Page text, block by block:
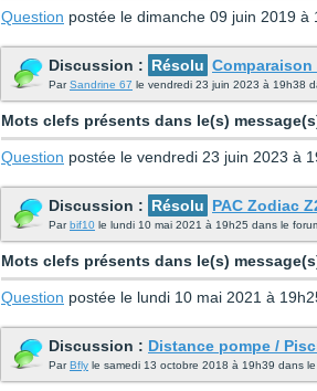
Question postée le dimanche 09 juin 2019 à
Discussion : Résolu Comparaison
ParSandrine 67 le vendredi 23 juin 2023 à 19h38
Mots clefs présents dans le(s)
Question postée le vendredi 23 juin 2023 à
Discussion : Résolu PAC Zodiac
Parbif10 le lundi 10 mai 2021 à 19h25 dans le
Mots clefs présents dans le(s)
Question postée le lundi 10 mai 2021 à
Discussion : Distance pompe /
ParBfly le samedi 13 octobre 2018 à 19h39 dans